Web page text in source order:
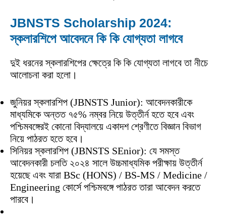
JBNSTS Scholarship 2024:
স্কলারশিপে আবেদনে কি কি যোগ্যতা লাগবে
দুই ধরনের স্কলারশিপের ক্ষেত্রে কি কি যোগ্যতা লাগবে তা নীচে
আলোচনা করা হলো।
জুনিয়র স্কলারশিপ (JBNSTS Junior): আবেদনকারীকে
মাধ্যমিকে অন্তত ৭৫% নম্বর নিয়ে উত্তীর্ন হতে হবে এবং
পশ্চিমবঙ্গেরই কোনো বিদ্যালয়ে একাদশ শ্রেণীতে বিজ্ঞান বিভাগ
নিয়ে পাঠরত হতে হবে।
সিনিয়র স্কলারশিপ (JBNSTS SEnior): যে সমস্ত
আবেদনকারী চলতি ২০২৪ সালে উচ্চমাধ্যমিক পরীক্ষায় উত্তীর্ন
হয়েছে এবং যারা BSc (HONS) / BS-MS / Medicine /
Engineering কোর্সে পশ্চিমবঙ্গে পাঠরত তারা আবেদন করতে
পারবে।